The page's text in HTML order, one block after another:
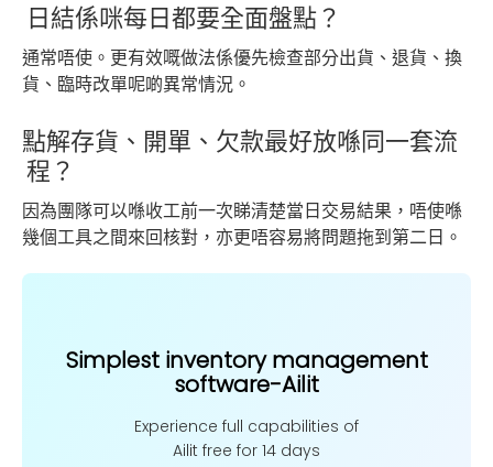
日結係咪每日都要全面盤點？
通常唔使。更有效嘅做法係優先檢查部分出貨、退貨、換
貨、臨時改單呢啲異常情況。
點解存貨、開單、欠款最好放喺同一套流
程？
因為團隊可以喺收工前一次睇清楚當日交易結果，唔使喺
幾個工具之間來回核對，亦更唔容易將問題拖到第二日。
Simplest inventory management
software-Ailit
Experience full capabilities of
Ailit free for 14 days